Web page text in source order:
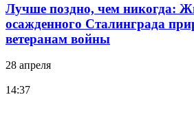
Лучше поздно, чем никогда:
осажденного Сталинграда
ветеранам войны
28 апреля
14:37